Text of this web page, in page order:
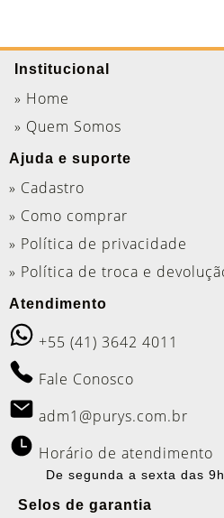
Institucional
» Home
» Quem Somos
Ajuda e suporte
» Cadastro
» Como comprar
» Política de privacidade
» Política de troca e
Atendimento
+55 (41) 3642 4011
Fale Conosco
adm1@purys.com.br
Horário de atendimento
De segunda a sexta das
Selos de garantia